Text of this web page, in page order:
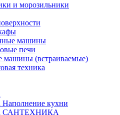
и морозильники
машины
печи
машины (встраиваемые)
техника
Наполнение кухни
САНТЕХНИКА